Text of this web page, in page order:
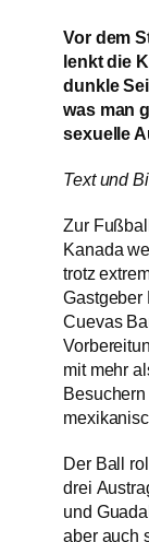
Vor dem
lenkt die
dunkle
was man
sexuelle
Text und
Zur
Kanada
trotz
Gastgeber
Cuevas
mit mehr
Der Ball
drei
und
aber auch